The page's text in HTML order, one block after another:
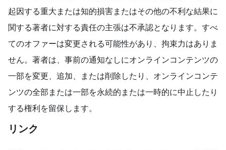
起因する重大または知的損害またはその他の不利な結果に
関する著者に対する責任の主張は不承認となります。すべ
てのオファーは変更される可能性があり、拘束力はありま
せん。著者は、事前の通知なしにオンラインコンテンツの
一部を変更、追加、または削除したり、オンラインコンテ
ンツの全部または一部を永続的または一時的に中止したり
する権利を留保します。
リンク